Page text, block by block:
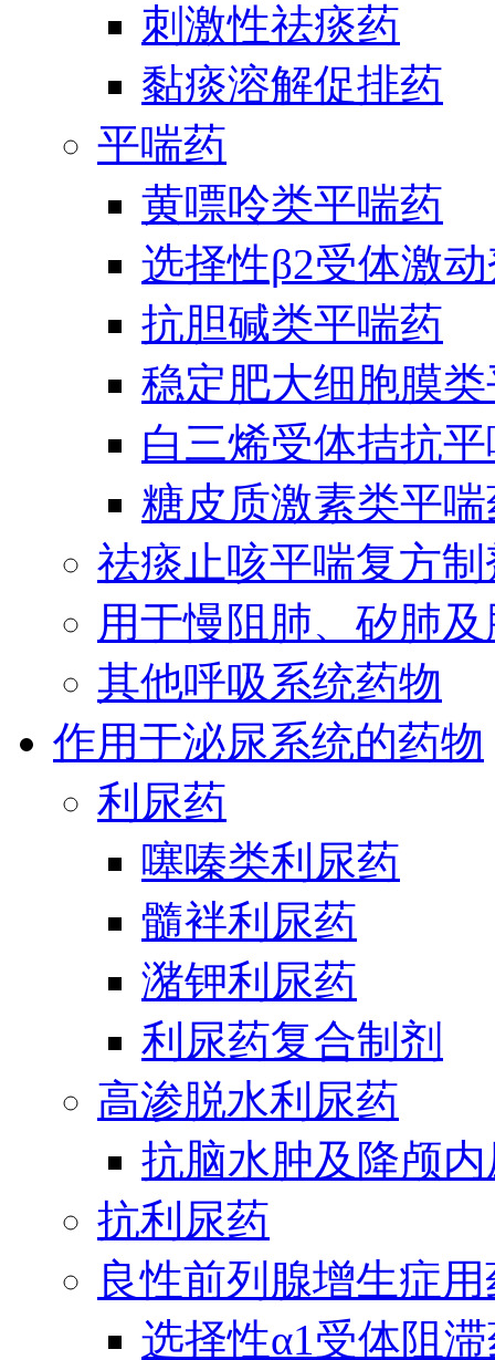
刺激性祛痰药
黏痰溶解促排药
平喘药
黄嘌呤类平喘药
选择性β2受体激
抗胆碱类平喘药
稳定肥大细胞膜
白三烯受体拮抗
糖皮质激素类平
祛痰止咳平喘复方制
用于慢阻肺、矽肺
其他呼吸系统药物
作用于泌尿系统的药物
利尿药
噻嗪类利尿药
髓袢利尿药
潴钾利尿药
利尿药复合制剂
高渗脱水利尿药
抗脑水肿及降颅
抗利尿药
良性前列腺增生症
选择性α1受体阻